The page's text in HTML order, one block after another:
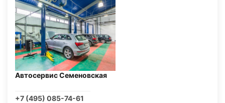
Автосервис Семеновская
+7 (495) 085-74-61